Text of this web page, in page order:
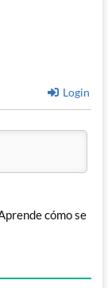
Login
cómo se